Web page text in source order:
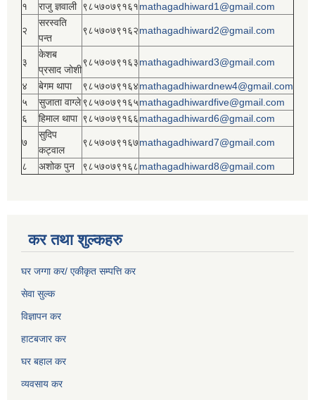
१ राजु ज्ञवाली ९८५७०७९१६१mathagadhiward1@gmail.com
२
सरस्वति
पन्त
९८५७०७९१६२mathagadhiward2@gmail.com
३
केशब
प्रसाद जोशी
९८५७०७९१६३mathagadhiward3@gmail.com
४ बेगम थापा ९८५७०७९१६४mathagadhiwardnew4@gmail.com
५
सुजाता वाग्ले९८५७०७९१६५mathagadhiwardfive@gmail.com
६
हिमाल थापा ९८५७०७९१६६mathagadhiward6@gmail.com
७
सुदिप
कट्वाल
९८५७०७९१६७mathagadhiward7@gmail.com
८ अशोक पुन ९८५७०७९१६८mathagadhiward8@gmail.com
कर तथा शुल्कहरु
घर जग्गा कर/ एकीकृत सम्पत्ति कर
सेवा सुल्क
विज्ञापन कर
हाटबजार कर
घर बहाल कर
व्यवसाय कर